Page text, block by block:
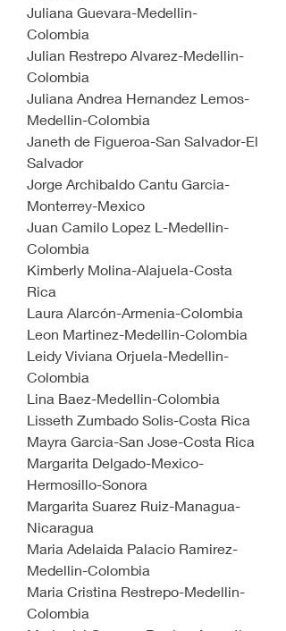
Juliana Guevara-Medellin-
Colombia
Julian Restrepo Alvarez-Medellin-
Colombia
Juliana Andrea Hernandez Lemos-
Medellin-Colombia
Janeth de Figueroa-San Salvador-El
Salvador
Jorge Archibaldo Cantu Garcia-
Monterrey-Mexico
Juan Camilo Lopez L-Medellin-
Colombia
Kimberly Molina-Alajuela-Costa
Rica
Laura Alarcón-Armenia-Colombia
Leon Martinez-Medellin-Colombia
Leidy Viviana Orjuela-Medellin-
Colombia
Lina Baez-Medellin-Colombia
Lisseth Zumbado Solis-Costa Rica
Mayra Garcia-San Jose-Costa Rica
Margarita Delgado-Mexico-
Hermosillo-Sonora
Margarita Suarez Ruiz-Managua-
Nicaragua
Maria Adelaida Palacio Ramirez-
Medellin-Colombia
Maria Cristina Restrepo-Medellin-
Colombia